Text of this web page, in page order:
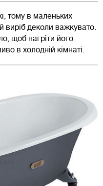
тому в маленьких
виріб деколи важкувато.
щоб нагріти його
в холодній кімнаті.